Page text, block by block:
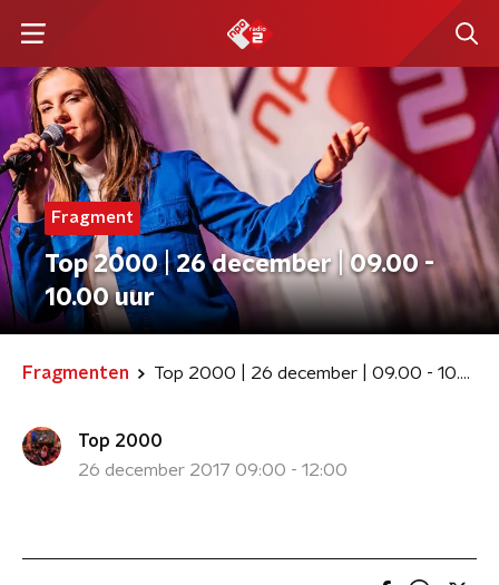
Fragment
Top 2000 | 26 december | 09.00 -
10.00 uur
Fragmenten Top 2000 | 26 december | 09.00 - 10.00 uur
Top 2000
26 december 2017 09:00 - 12:00